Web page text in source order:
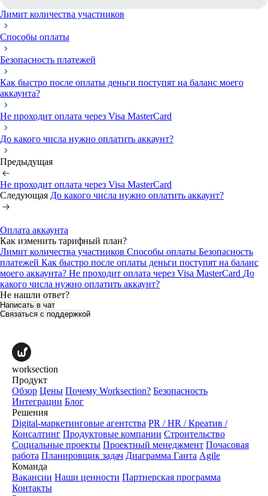
Лимит количества участников
Способы оплаты
Безопасность платежей
Как быстро после оплаты деньги поступят на баланс моего
аккаунта?
Не проходит оплата через Visa MasterCard
До какого числа нужно оплатить аккаунт?
Предыдущая
Не проходит оплата через Visa MasterCard
Следующая До какого числа нужно оплатить аккаунт?
Оплата аккаунта
Как изменить тарифный план?
Лимит количества участников Способы оплаты Безопасность
платежей Как быстро после оплаты деньги поступят на баланс
моего аккаунта? Не проходит оплата через Visa MasterCard До
какого числа нужно оплатить аккаунт?
Не нашли ответ?
Написать в чат
Связаться с поддержкой
worksection
Продукт
Обзор Цены Почему Worksection? Безопасность
Интеграции Блог
Решения
Digital-маркетинговые агентства PR / HR / Креатив /
Консалтинг Продуктовые компании Строительство
Социальные проекты Проектный менеджмент Почасовая
работа Планировщик задач Диаграмма Ганта Agile
Команда
Вакансии Наши ценности Партнерская программа
Контакты